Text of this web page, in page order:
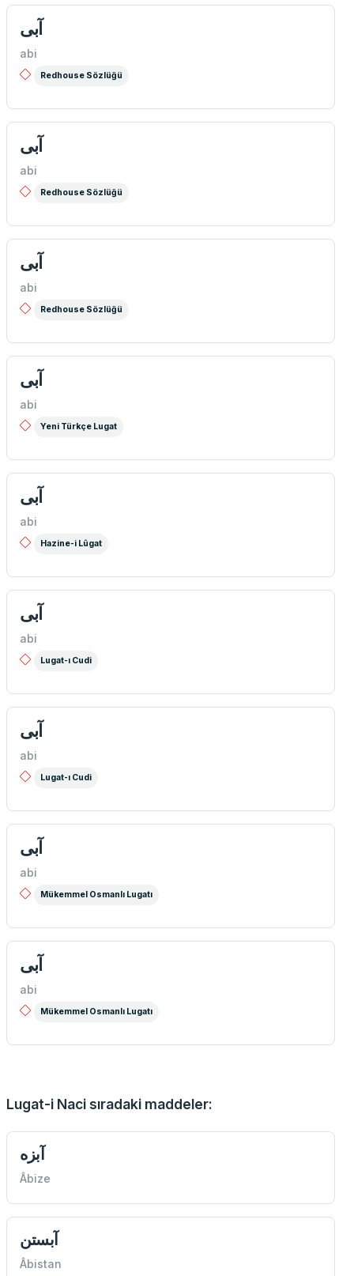
آبی
abi
Redhouse Sözlüğü
آبی
abi
Redhouse Sözlüğü
آبی
abi
Redhouse Sözlüğü
آبی
abi
Yeni Türkçe Lugat
آبی
abi
Hazine-i Lûgat
آبی
abi
Lugat-ı Cudi
آبی
abi
Lugat-ı Cudi
آبی
abi
Mükemmel Osmanlı Lugatı
آبی
abi
Mükemmel Osmanlı Lugatı
Lugat-i Naci sıradaki maddeler:
آبزه
Âbize
آبستن
Âbistan